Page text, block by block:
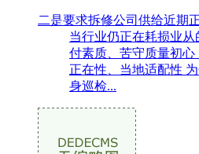
二是要求拆修公司供给近期
当行业仍正在耗损业
付素质、苦守质量初
正在性、当地适配性
身巡检...